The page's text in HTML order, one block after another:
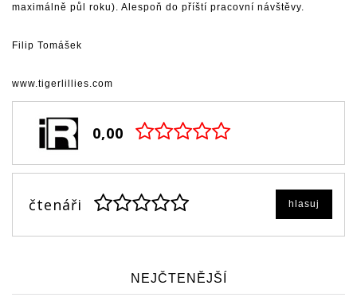
maximálně půl roku). Alespoň do příští pracovní návštěvy.
Filip Tomášek
www.tigerlillies.com
0,00
čtenáři hlasuj
NEJČTENĚJŠÍ